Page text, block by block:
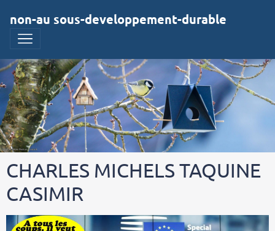
non-au sous-developpement-durable
CHARLES MICHELS TAQUINE
CASIMIR